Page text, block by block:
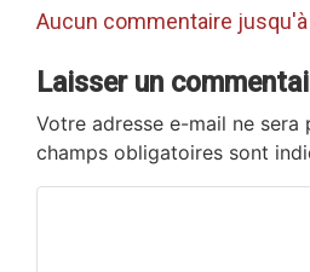
Aucun commentaire
Laisser un
Votre adresse e-mail ne sera
champs obligatoires sont